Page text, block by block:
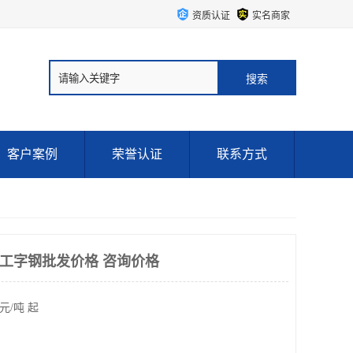
资质认证 实名商家
客户案例 荣誉认证 联系方式
字钢批发价格 咨询价格
元/吨 起